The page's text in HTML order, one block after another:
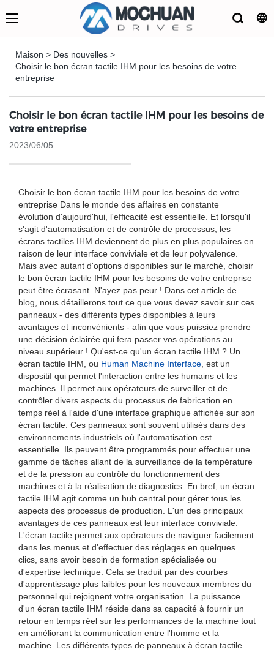
Maison > Des nouvelles >
Choisir le bon écran tactile IHM pour les besoins de votre
entreprise
Choisir le bon écran tactile IHM pour les besoins de
votre entreprise
2023/06/05
Choisir le bon écran tactile IHM pour les besoins de votre
entreprise Dans le monde des affaires en constante
évolution d'aujourd'hui, l'efficacité est essentielle. Et lorsqu'il
s'agit d'automatisation et de contrôle de processus, les
écrans tactiles IHM deviennent de plus en plus populaires en
raison de leur interface conviviale et de leur polyvalence.
Mais avec autant d'options disponibles sur le marché, choisir
le bon écran tactile IHM pour les besoins de votre entreprise
peut être écrasant. N'ayez pas peur ! Dans cet article de
blog, nous détaillerons tout ce que vous devez savoir sur ces
panneaux - des différents types disponibles à leurs
avantages et inconvénients - afin que vous puissiez prendre
une décision éclairée qui fera passer vos opérations au
niveau supérieur ! Qu'est-ce qu'un écran tactile IHM ? Un
écran tactile IHM, ou Human Machine Interface , est un
dispositif qui permet l'interaction entre les humains et les
machines. Il permet aux opérateurs de surveiller et de
contrôler divers aspects du processus de fabrication en
temps réel à l'aide d'une interface graphique affichée sur son
écran tactile. Ces panneaux sont souvent utilisés dans des
environnements industriels où l'automatisation est
essentielle. Ils peuvent être programmés pour effectuer une
gamme de tâches allant de la surveillance de la température
et de la pression au contrôle du fonctionnement des
machines et à la réalisation de diagnostics. En bref, un écran
tactile IHM agit comme un hub central pour gérer tous les
aspects des processus de production. L'un des principaux
avantages de ces panneaux est leur interface conviviale.
L'écran tactile permet aux opérateurs de naviguer facilement
dans les menus et d'effectuer des réglages en quelques
clics, sans avoir besoin de formation spécialisée ou
d'expertise technique. Cela se traduit par des courbes
d'apprentissage plus faibles pour les nouveaux membres du
personnel qui rejoignent votre organisation. La puissance
d'un écran tactile IHM réside dans sa capacité à fournir un
retour en temps réel sur les performances de la machine tout
en améliorant la communication entre l'homme et la
machine. Les différents types de panneaux à écran tactile